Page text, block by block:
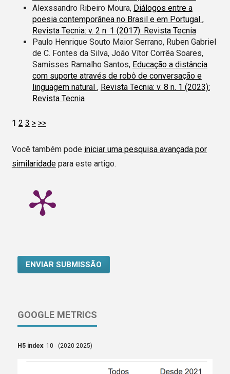
Alexssandro Ribeiro Moura, Diálogos entre a
poesia contemporânea no Brasil e em Portugal ,
Revista Tecnia: v. 2 n. 1 (2017): Revista Tecnia
Paulo Henrique Souto Maior Serrano, Ruben Gabriel
de C. Fontes da Silva, João Vítor Corrêa Soares,
Samisses Ramalho Santos, Educação a distância
com suporte através de robô de conversação e
linguagem natural , Revista Tecnia: v. 8 n. 1 (2023):
Revista Tecnia
1 2 3 > >>
Você também pode iniciar uma pesquisa avançada por
similaridadepara este artigo.
ENVIAR SUBMISSÃO
GOOGLE METRICS
H5 index: 10 - (2020-2025)